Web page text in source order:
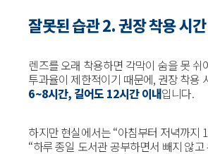
잘못된 습관 2. 권장 착용 시
렌즈를 오래 착용하면 각막이 숨을 못 쉬
투과율이 제한적이기 때문에, 권장 착용
6~8시간, 길어도 12시간 이내입니다.
하지만 현실에서는 “아침부터 저녁까지
“하루 종일 도서관 공부하면서 빼지 않